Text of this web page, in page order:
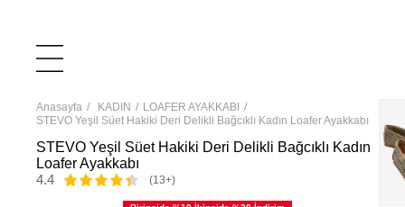
Anasayfa KADIN
LOAFER AYAKKABI
STEVO Yeşil Süet Hakiki Deri Delikli Bağcıklı Kadın Loafer Ayakkabı
STEVO Yeşil Süet Hakiki Deri Delikli Bağcıklı Kadın
Loafer Ayakkabı
4.4
(13+)